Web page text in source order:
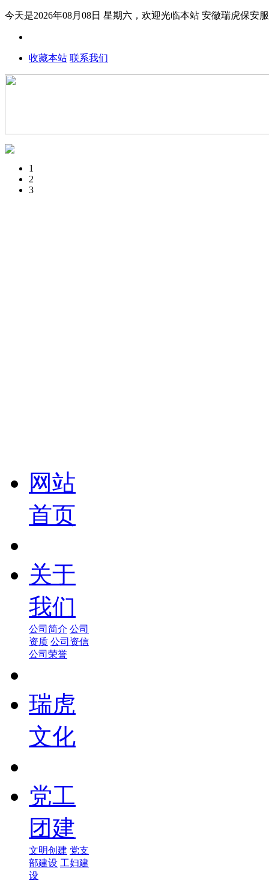
今天是2026年08月08日 星期六，欢迎光临本站 安徽瑞虎保安
收藏本站 联系我们
1
2
3
网站
首页
关于
我们
公司简介 公司
资质 公司资信
公司荣誉
瑞虎
文化
党工
团建
文明创建 党支
部建设 工妇建
设